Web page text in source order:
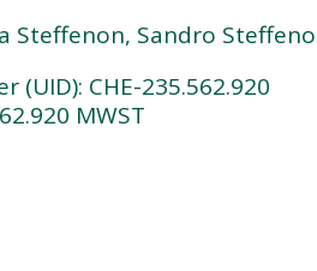
Steffenon, Sandro
CHE-235.562.920
MWST